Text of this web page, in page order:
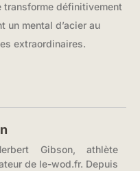
définitivement
un mental d’acier au
extraordinaires.
Gibson, athlète
de le-wod.fr. Depuis